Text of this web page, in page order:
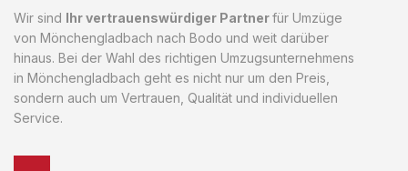
Wir sind Ihr vertrauenswürdiger Partnerfür Umzüge
von Mönchengladbach nach Bodo und weit darüber
hinaus. Bei der Wahl des richtigen Umzugsunternehmens
in Mönchengladbach geht es nicht nur um den Preis,
sondern auch um Vertrauen, Qualität und individuellen
Service.